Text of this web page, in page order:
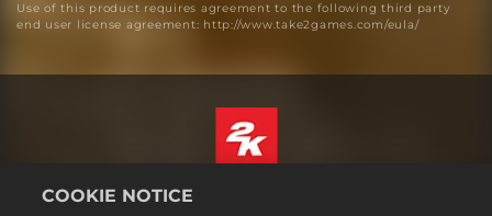
Use of this product requires agreement to the following third party
end user license agreement: http://www.take2games.com/eula/
COOKIE NOTICE